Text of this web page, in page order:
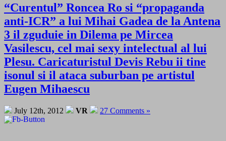
“Curentul” Roncea Ro si “propaganda
anti-ICR” a lui Mihai Gadea de la Antena
3 il zguduie in Dilema pe Mircea
Vasilescu, cel mai sexy intelectual al lui
Plesu. Caricaturistul Devis Rebu ii tine
isonul si il ataca suburban pe artistul
Eugen Mihaescu
July 12th, 2012 VR 27 Comments »